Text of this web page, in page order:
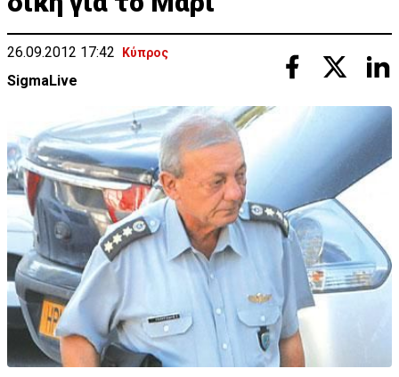
26.09.2012 17:42 Κύπρος
SigmaLive